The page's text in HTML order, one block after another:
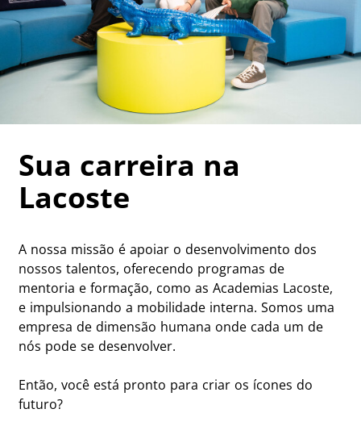
Sua carreira na
Lacoste
A nossa missão é apoiar o desenvolvimento dos
nossos talentos, oferecendo programas de
mentoria e formação, como as Academias Lacoste,
e impulsionando a mobilidade interna. Somos uma
empresa de dimensão humana onde cada um de
nós pode se desenvolver.
Então, você está pronto para criar os ícones do
futuro?